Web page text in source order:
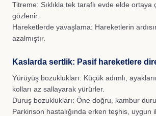
Titreme: Sıklıkla tek taraflı evde elde ortaya
gözlenir.
Hareketlerde yavaşlama: Hareketlerin
azalmıştır.
Kaslarda sertlik: Pasif hareketlere
Yürüyüş bozuklukları: Küçük adımlı,
kolları az sallayarak yürürler.
Duruş bozuklukları: Öne doğru, kambur
Parkinson hastalığında erken teşhis, uygun